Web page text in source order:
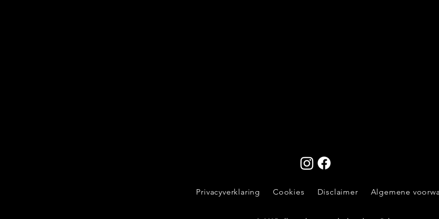
Privacyverklaring Cookies Disclaimer Algemene